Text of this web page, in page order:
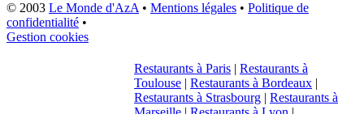
© 2003 Le Monde d'AzA• Mentions légales • Politique de
confidentialité •
Gestion cookies
Restaurants à Paris | Restaurants à
Toulouse | Restaurants à Bordeaux |
Restaurants à Strasbourg | Restaurants à